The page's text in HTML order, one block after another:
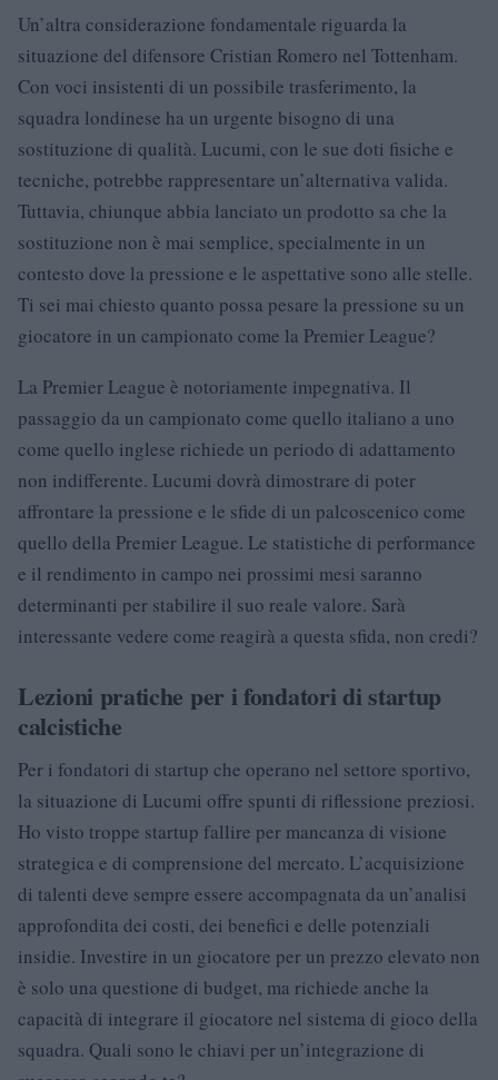
Un’altra considerazione fondamentale riguarda la
situazione del difensore Cristian Romero nel Tottenham.
Con voci insistenti di un possibile trasferimento, la
squadra londinese ha un urgente bisogno di una
sostituzione di qualità. Lucumi, con le sue doti fisiche e
tecniche, potrebbe rappresentare un’alternativa valida.
Tuttavia, chiunque abbia lanciato un prodotto sa che la
sostituzione non è mai semplice, specialmente in un
contesto dove la pressione e le aspettative sono alle stelle.
Ti sei mai chiesto quanto possa pesare la pressione su un
giocatore in un campionato come la Premier League?
La Premier League è notoriamente impegnativa. Il
passaggio da un campionato come quello italiano a uno
come quello inglese richiede un periodo di adattamento
non indifferente. Lucumi dovrà dimostrare di poter
affrontare la pressione e le sfide di un palcoscenico come
quello della Premier League. Le statistiche di performance
e il rendimento in campo nei prossimi mesi saranno
determinanti per stabilire il suo reale valore. Sarà
interessante vedere come reagirà a questa sfida, non credi?
Lezioni pratiche per i fondatori di startup
calcistiche
Per i fondatori di startup che operano nel settore sportivo,
la situazione di Lucumi offre spunti di riflessione preziosi.
Ho visto troppe startup fallire per mancanza di visione
strategica e di comprensione del mercato. L’acquisizione
di talenti deve sempre essere accompagnata da un’analisi
approfondita dei costi, dei benefici e delle potenziali
insidie. Investire in un giocatore per un prezzo elevato non
è solo una questione di budget, ma richiede anche la
capacità di integrare il giocatore nel sistema di gioco della
squadra. Quali sono le chiavi per un’integrazione di